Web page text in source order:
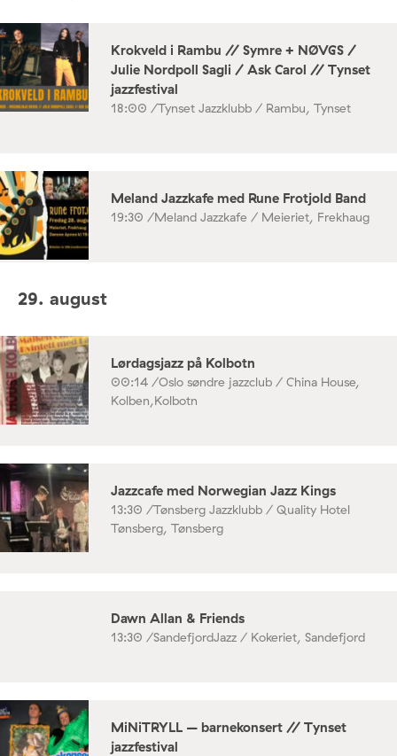
Krokveld i Rambu // Symre + NØVGS /
Julie Nordpoll Sagli / Ask Carol // Tynset
jazzfestival
18:00 /Tynset Jazzklubb / Rambu, Tynset
Meland Jazzkafe med Rune Frotjold Band
19:30 /Meland Jazzkafe / Meieriet, Frekhaug
29. august
Lørdagsjazz på Kolbotn
00:14 /Oslo søndre jazzclub / China House,
Kolben,Kolbotn
Jazzcafe med Norwegian Jazz Kings
13:30 /Tønsberg Jazzklubb / Quality Hotel
Tønsberg, Tønsberg
Dawn Allan & Friends
13:30 /SandefjordJazz / Kokeriet, Sandefjord
MiNiTRYLL – barnekonsert // Tynset
jazzfestival